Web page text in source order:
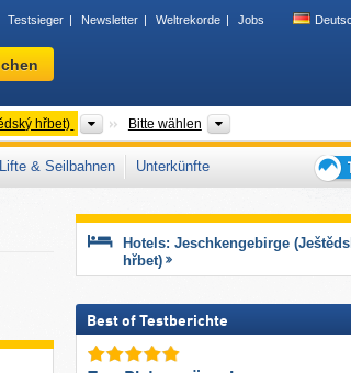
Testsieger Newsletter Weltrekorde Jobs
hřbet) Gebirgszüge
Bitte wählen
Lifte & Seilbahnen
Unterkünfte
für
den
Hotels: Jeschkengebirge
hřbet)
Best of Testberichte